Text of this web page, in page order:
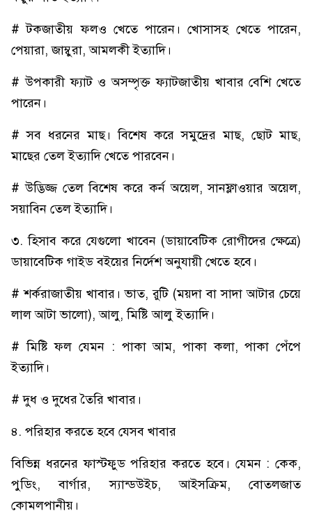
# টকজাতীয় ফলও খেতে পারেন। খোসাসহ খেতে পারেন,
পেয়ারা, জাম্বুরা, আমলকী ইত্যাদি।
# উপকারী ফ্যাট ও অসম্পৃক্ত ফ্যাটজাতীয় খাবার বেশি খেতে
পারেন।
# সব ধরনের মাছ। বিশেষ করে সমুদ্রের মাছ, ছোট মাছ,
মাছের তেল ইত্যাদি খেতে পারবেন।
# উদ্ভিজ্জ তেল বিশেষ করে কর্ন অয়েল, সানফ্লাওয়ার অয়েল,
সয়াবিন তেল ইত্যাদি।
৩. হিসাব করে যেগুলো খাবেন (ডায়াবেটিক রোগীদের ক্ষেত্রে)
ডায়াবেটিক গাইড বইয়ের নির্দেশ অনুযায়ী খেতে হবে।
# শর্করাজাতীয় খাবার। ভাত, রুটি (ময়দা বা সাদা আটার চেয়ে
লাল আটা ভালো), আলু, মিষ্টি আলু ইত্যাদি।
# মিষ্টি ফল যেমন : পাকা আম, পাকা কলা, পাকা পেঁপে
ইত্যাদি।
# দুধ ও দুধের তৈরি খাবার।
৪. পরিহার করতে হবে যেসব খাবার
বিভিন্ন ধরনের ফাস্টফুড পরিহার করতে হবে। যেমন : কেক,
পুডিং, বার্গার, স্যান্ডউইচ, আইসক্রিম, বোতলজাত
কোমলপানীয়।